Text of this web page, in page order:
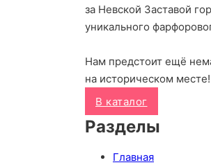
за Невской Заставой
уникального
Нам предстоит ещё
на историческом месте!
В каталог
Разделы
Главная